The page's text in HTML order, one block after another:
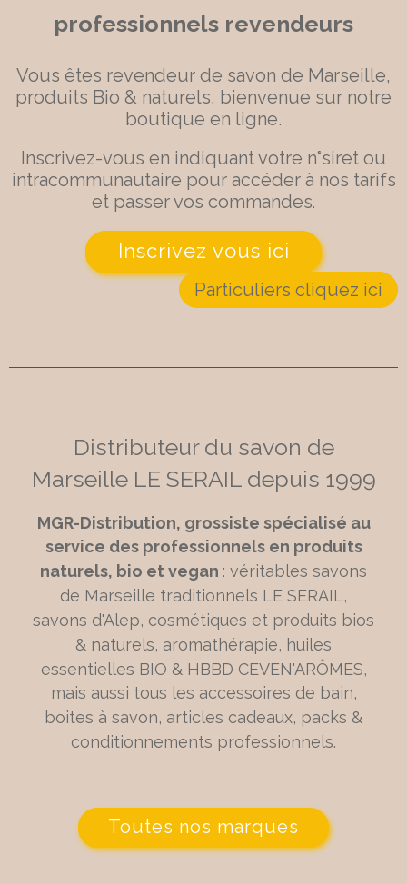
professionnels revendeurs
Vous êtes revendeur de savon de Marseille,
produits Bio & naturels, bienvenue sur notre
boutique en ligne.
Inscrivez-vous en indiquant votre n°siret ou
intracommunautaire pour accéder à nos tarifs
et passer vos commandes.
Inscrivez vous ici
Particuliers cliquez ici
Distributeur du savon de
Marseille LE SERAIL depuis 1999
MGR-Distribution, grossiste spécialisé au
service des professionnels en produits
naturels, bio et vegan : véritables savons
de Marseille traditionnels LE SERAIL,
savons d'Alep, cosmétiques et produits bios
& naturels, aromathérapie, huiles
essentielles BIO & HBBD CEVEN'ARÔMES,
mais aussi tous les accessoires de bain,
boites à savon, articles cadeaux, packs &
conditionnements professionnels.
Toutes nos marques